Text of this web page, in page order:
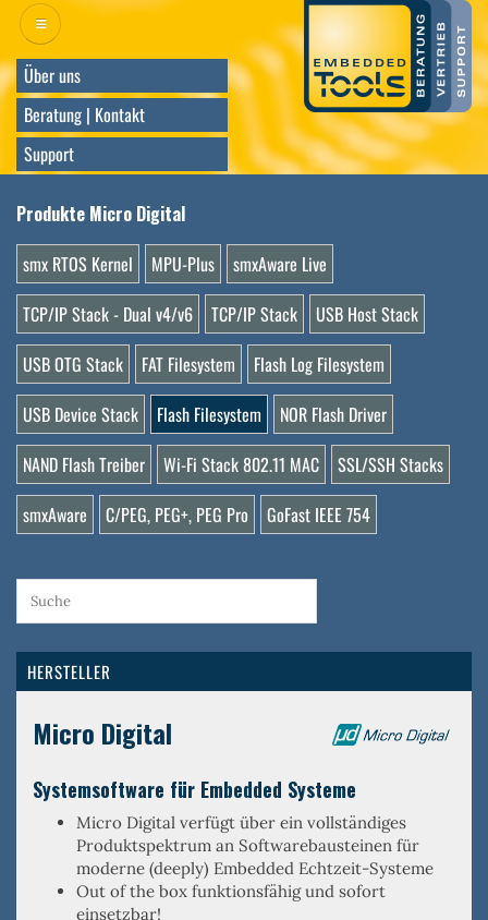
Direkt
zum
InhaltÜber uns
Beratung | Kontakt
Support
Produkte Micro Digital
smx RTOS Kernel
MPU-Plus
smxAware Live
TCP/IP Stack - Dual v4/v6
TCP/IP Stack
USB Host Stack
USB OTG Stack
FAT Filesystem
Flash Log Filesystem
USB Device Stack
Flash Filesystem
NOR Flash Driver
NAND Flash Treiber
Wi-Fi Stack 802.11 MAC
SSL/SSH Stacks
smxAware
C/PEG, PEG+, PEG Pro GoFast IEEE 754
HERSTELLER
Micro Digital
Systemsoftware für Embedded Systeme
Micro Digital verfügt über ein vollständiges
Produktspektrum an Softwarebausteinen für
moderne (deeply) Embedded Echtzeit-Systeme
Out of the box funktionsfähig und sofort
einsetzbar!